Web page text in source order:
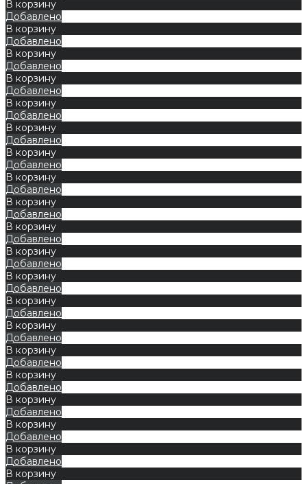
В корзину
Добавлено
В корзину
Добавлено
В корзину
Добавлено
В корзину
Добавлено
В корзину
Добавлено
В корзину
Добавлено
В корзину
Добавлено
В корзину
Добавлено
В корзину
Добавлено
В корзину
Добавлено
В корзину
Добавлено
В корзину
Добавлено
В корзину
Добавлено
В корзину
Добавлено
В корзину
Добавлено
В корзину
Добавлено
В корзину
Добавлено
В корзину
Добавлено
В корзину
Добавлено
В корзину